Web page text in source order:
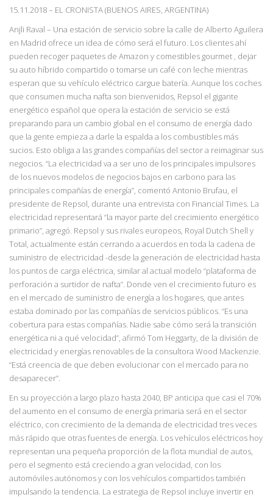
15.11.2018– EL CRONISTA (BUENOS AIRES, ARGENTINA)
Anjli Raval – Una estación de servicio sobre la calle de Alberto Aguilera
en Madrid ofrece un idea de cómo será el futuro. Los clientes ahí
pueden recoger paquetes de Amazon y comestibles gourmet , dejar
su auto híbrido compartido o tomarse un café con leche mientras
esperan que su vehículo eléctrico cargue batería. Aunque los coches
que consumen mucha nafta son bienvenidos, Repsol el gigante
energético español que opera la estación de servicio se está
preparando para un cambio global en el consumo de energía dado
que la gente empieza a darle la espalda a los combustibles más
sucios. Esto obliga a las grandes compañías del sector a reimaginar sus
negocios. “La electricidad va a ser uno de los principales impulsores
de los nuevos modelos de negocios bajos en carbono para las
principales compañías de energía”, comentó Antonio Brufau, el
presidente de Repsol, durante una entrevista con Financial Times. La
electricidad representará “la mayor parte del crecimiento energético
primario”, agregó. Repsol y sus rivales europeos, Royal Dutch Shell y
Total, actualmente están cerrando a acuerdos en toda la cadena de
suministro de electricidad -desde la generación de electricidad hasta
los puntos de carga eléctrica, similar al actual modelo “plataforma de
perforación a surtidor de nafta”. Donde ven el crecimiento futuro es
en el mercado de suministro de energía a los hogares, que antes
estaba dominado por las compañías de servicios públicos. “Es una
cobertura para estas compañías. Nadie sabe cómo será la transición
energética ni a qué velocidad”, afirmó Tom Heggarty, de la división de
electricidad y energías renovables de la consultora Wood Mackenzie.
“Está creencia de que deben evolucionar con el mercado para no
desaparecer”.
En su proyección a largo plazo hasta 2040, BP anticipa que casi el 70%
del aumento en el consumo de energía primaria será en el sector
eléctrico, con crecimiento de la demanda de electricidad tres veces
más rápido que otras fuentes de energía. Los vehículos eléctricos hoy
representan una pequeña proporción de la flota mundial de autos,
pero el segmento está creciendo a gran velocidad, con los
automóviles autónomos y con los vehículos compartidos también
impulsando la tendencia. La estrategia de Repsol incluye invertir en